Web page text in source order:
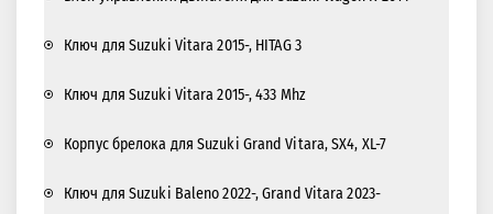
Ключ для Suzuki Vitara 2015-, HITAG 3
Ключ для Suzuki Vitara 2015-, 433 Mhz
Корпус брелока для Suzuki Grand Vitara, SX4, XL-7
Ключ для Suzuki Baleno 2022-, Grand Vitara 2023-